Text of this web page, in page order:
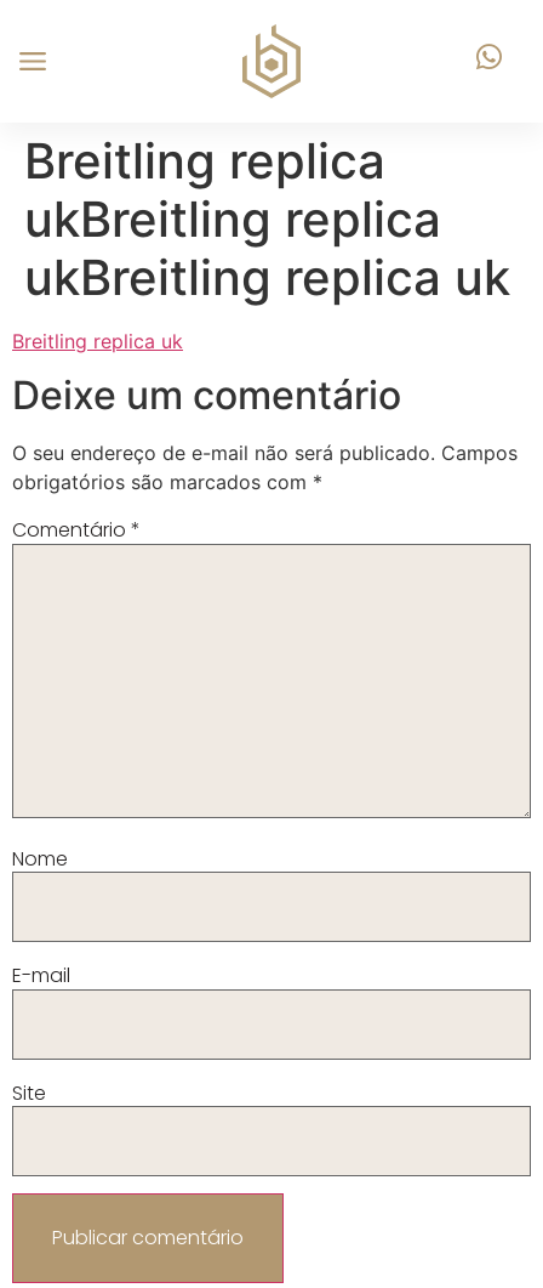
Breitling replica
ukBreitling replica
ukBreitling replica uk
Breitling replica uk
Deixe um comentário
O seu endereço de e-mail não será publicado. Campos
obrigatórios são marcados com *
Comentário *
Nome
E-mail
Site